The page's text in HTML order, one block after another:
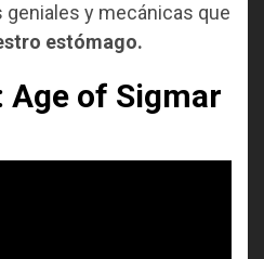
y mecánicas que
estómago.
Age of Sigmar